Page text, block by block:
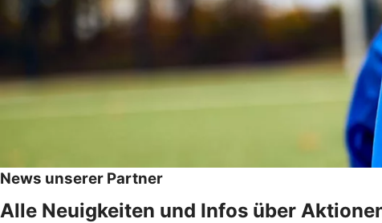
News unserer Partner
Alle Neuigkeiten und Infos über